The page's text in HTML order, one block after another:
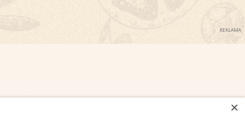
REKLAMA
×